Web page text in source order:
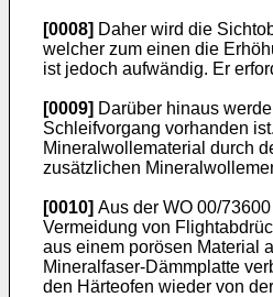
[0008] Daher wird die
welcher zum einen die
ist jedoch aufwändig. Er
[0009] Darüber hinaus
Schleifvorgang vorhanden
Mineralwollematerial durch
zusätzlichen
[0010] Aus der WO 00/73600
Vermeidung von
aus einem porösen Material
Mineralfaser-Dämmplatte
den Härteofen wieder von